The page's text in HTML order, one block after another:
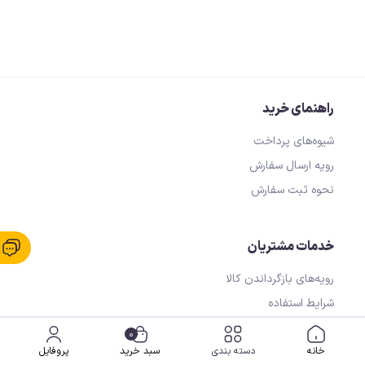
راهنمای خرید
شیوه‌های پرداخت
رویه ارسال سفارش
نحوه ثبت سفارش
خدمات مشتریان
رویه‌های بازگرداندن کالا
شرایط استفاده
حریم خصوصی
پروفایل
0
سبد خرید دسته بندی خانه